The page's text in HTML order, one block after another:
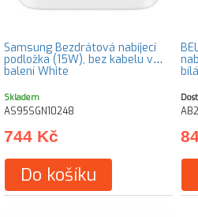
Samsung Bezdrátová nabíjecí
podložka (15W), bez kabelu v
balení White
Skladem
AS95SGN10248
744 Kč
Do košíku
bílá